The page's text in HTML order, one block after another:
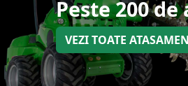
Peste 200
VEZI TOATE